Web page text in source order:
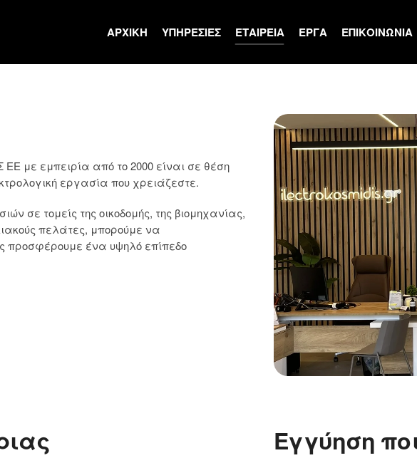
ΑΡΧΙΚΗ ΥΠΗΡΕΣΙΕΣ ΕΤΑΙΡΕΙΑ ΕΡΓΑ ΕΠΙΚΟΙΝΩΝΙΑ
με εμπειρία από το 2000 είναι σε θέση
εργασία που χρειάζεστε.
σε τομείς της οικοδομής, της βιομηχανίας,
πελάτες, μπορούμε να
ένα υψηλό επίπεδο
Εγγύηση